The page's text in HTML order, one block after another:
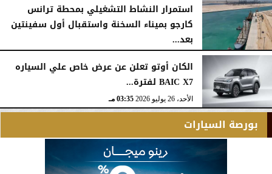
استمرار النشاط التشغيلي بمحطة ترانس
كارجو بميناء السخنة واستقبال أول سفينتين
بعد...
الأحد، 26 يوليو 2026 05:52 مـ
الكان أوتو تعلن عن عرض خاص علي السياره
BAIC X7 لفترة...
الأحد، 26 يوليو 2026 03:35 مـ
بورصة السيارات